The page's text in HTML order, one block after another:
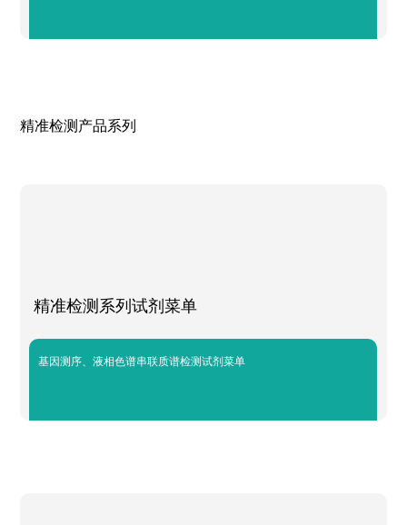
精准检测产品系列
精准检测系列试剂菜单
基因测序、液相色谱串联质谱检测试剂菜单